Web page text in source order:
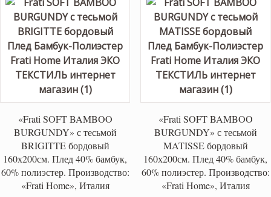
«Frati SOFT BAMBOO
BURGUNDY» с тесьмой
BRIGITTE бордовый
160х200см. Плед 40% бамбук,
60% полиэстер. Производство:
«Frati Home», Италия
«Frati SOFT BAMBOO
BURGUNDY» с тесьмой
MATISSE бордовый
160х200см. Плед 40% бамбук,
60% полиэстер. Производство:
«Frati Home», Италия